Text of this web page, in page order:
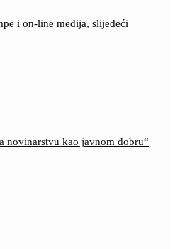
i on-line medija, slijedeći
novinarstvu kao javnom dobru“